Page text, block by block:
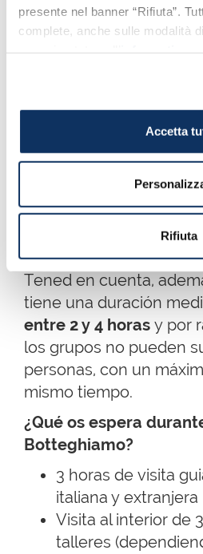
presente nel banner “Rifiuta”.
complete, anche sulle modalità
Accetta
Rifiuta
El maestro mecánico luthier
en su taller - Foto de Federica
INFORMACIÓN
Para reservar vuestro
rellenando el formulario
Tened en cuenta,
tiene una duración
entre 2 y 4 horas y por
los grupos no pueden
personas, con un
mismo tiempo.
¿Qué os espera
Botteghiamo?
3 horas de visita
italiana y extranjera
Visita al interior de
talleres